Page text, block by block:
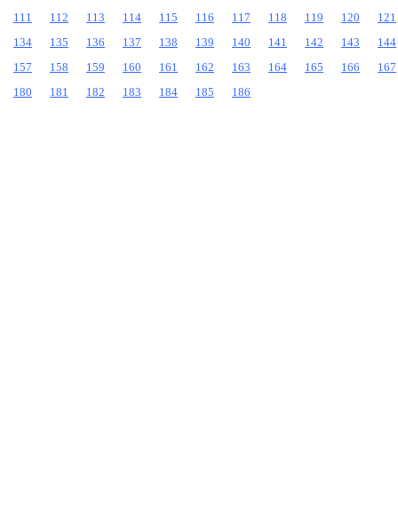
111
112 113 114 115 116 117 118 119 120
121
134
135 136 137 138 139 140 141 142 143
144
157
158 159 160 161 162 163 164 165 166
167
180
181 182 183 184 185 186